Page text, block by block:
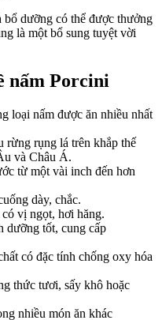
dưỡng có thể được thưởng
là một bổ sung tuyệt vời
nấm Porcini
loại nấm được ăn nhiều nhất
rừng rụng lá trên khắp thế
và Châu Á.
từ một vài inch đến hơn
dày, chắc.
vị ngọt, hơi hăng.
dưỡng tốt, cung cấp
có đặc tính chống oxy hóa
thức tươi, sấy khô hoặc
nhiều món ăn khác